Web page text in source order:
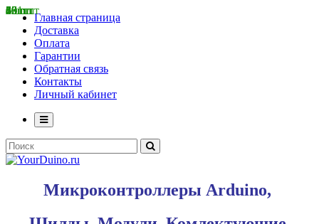
Главная страница
Доставка
Оплата
Гарантии
Обратная связь
Контакты
Личный кабинет
Микроконтроллеры Arduino,
8 шт
10 шт
83 шт
65 шт
46 шт
231 шт
6 шт
10 шт
33 шт
20 шт
62 шт
39 шт
2 шт